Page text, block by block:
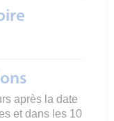
après la date
et dans les 10